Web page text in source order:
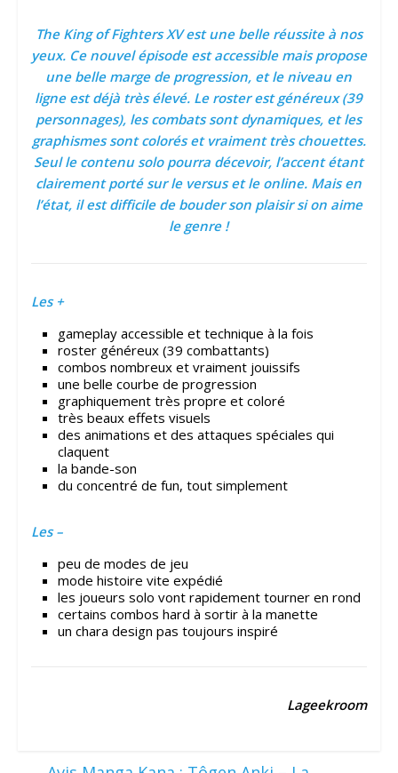
The King of Fighters XV est une belle réussite à nos
yeux. Ce nouvel épisode est accessible mais propose
une belle marge de progression, et le niveau en
ligne est déjà très élevé. Le roster est généreux (39
personnages), les combats sont dynamiques, et les
graphismes sont colorés et vraiment très chouettes.
Seul le contenu solo pourra décevoir, l’accent étant
clairement porté sur le versus et le online. Mais en
l’état, il est difficile de bouder son plaisir si on aime
le genre !
Les +
gameplay accessible et technique à la fois
roster généreux (39 combattants)
combos nombreux et vraiment jouissifs
une belle courbe de progression
graphiquement très propre et coloré
très beaux effets visuels
des animations et des attaques spéciales qui
claquent
la bande-son
du concentré de fun, tout simplement
Les –
peu de modes de jeu
mode histoire vite expédié
les joueurs solo vont rapidement tourner en rond
certains combos hard à sortir à la manette
un chara design pas toujours inspiré
Lageekroom